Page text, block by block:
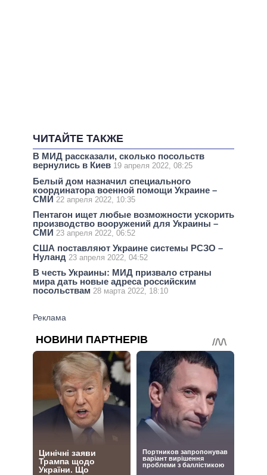
ЧИТАЙТЕ ТАКЖЕ
В МИД рассказали, сколько посольств
вернулись в Киев 19 апреля 2022, 08:25
Белый дом назначил специального
координатора военной помощи Украине –
СМИ 22 апреля 2022, 10:35
Пентагон ищет любые возможности ускорить
производство вооружений для Украины –
СМИ 23 апреля 2022, 06:52
США поставляют Украине системы РСЗО –
Нуланд 23 апреля 2022, 04:52
В честь Украины: МИД призвало страны
мира дать новые адреса российским
посольствам 28 марта 2022, 18:10